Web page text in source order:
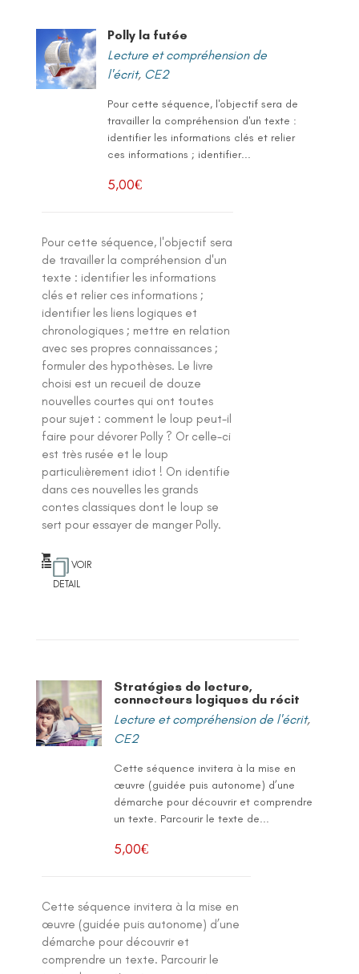
Polly la futée
Lecture et compréhension de
l'écrit, CE2
Pour cette séquence, l'objectif sera de
travailler la compréhension d'un texte :
identifier les informations clés et relier
ces informations ; identifier...
5,00€
Pour cette séquence, l'objectif sera
de travailler la compréhension d'un
texte : identifier les informations
clés et relier ces informations ;
identifier les liens logiques et
chronologiques ; mettre en relation
avec ses propres connaissances ;
formuler des hypothèses. Le livre
choisi est un recueil de douze
nouvelles courtes qui ont toutes
pour sujet : comment le loup peut-il
faire pour dévorer Polly ? Or celle-ci
est très rusée et le loup
particulièrement idiot ! On identifie
dans ces nouvelles les grands
contes classiques dont le loup se
sert pour essayer de manger Polly.
VOIR
DETAIL
Stratégies de lecture,
connecteurs logiques du récit
Lecture et compréhension de l'écrit,
CE2
Cette séquence invitera à la mise en
œuvre (guidée puis autonome) d’une
démarche pour découvrir et comprendre
un texte. Parcourir le texte de...
5,00€
Cette séquence invitera à la mise en
œuvre (guidée puis autonome) d’une
démarche pour découvrir et
comprendre un texte. Parcourir le